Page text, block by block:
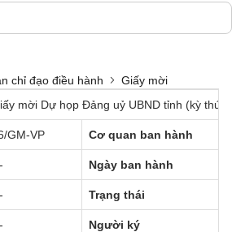
chỉ đạo điều hành
Giấy mời
mời Dự họp Đảng uỷ UBND tỉnh (kỳ thứ
GM-VP Cơ quan ban hành
Ngày ban hành
Trạng thái
Người ký